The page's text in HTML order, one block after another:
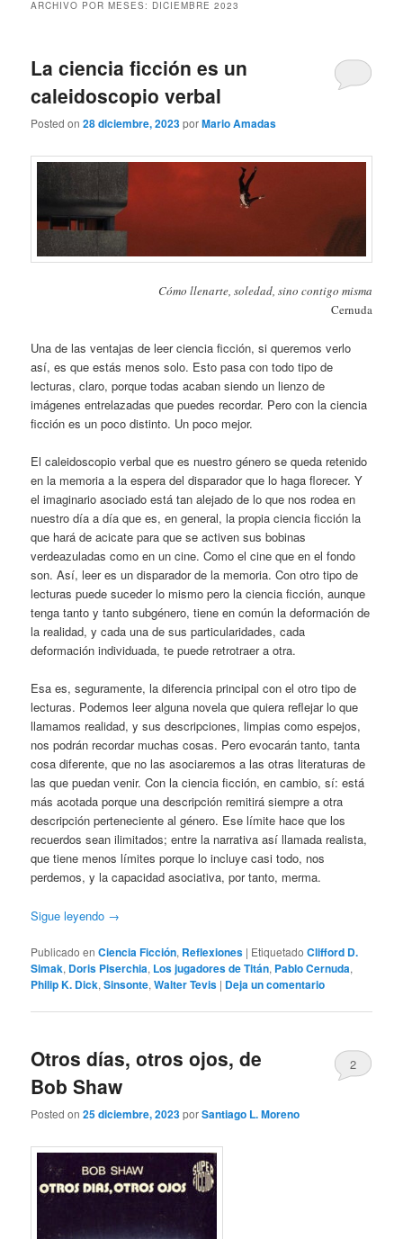
ARCHIVO POR MESES: DICIEMBRE 2023
La ciencia ficción es un
caleidoscopio verbal
Posted on28 diciembre, 2023porMario Amadas
Cómo llenarte, soledad, sino contigo misma
Cernuda
Una de las ventajas de leer ciencia ficción, si queremos verlo
así, es que estás menos solo. Esto pasa con todo tipo de
lecturas, claro, porque todas acaban siendo un lienzo de
imágenes entrelazadas que puedes recordar. Pero con la ciencia
ficción es un poco distinto. Un poco mejor.
El caleidoscopio verbal que es nuestro género se queda retenido
en la memoria a la espera del disparador que lo haga florecer. Y
el imaginario asociado está tan alejado de lo que nos rodea en
nuestro día a día que es, en general, la propia ciencia ficción la
que hará de acicate para que se activen sus bobinas
verdeazuladas como en un cine. Como el cine que en el fondo
son. Así, leer es un disparador de la memoria. Con otro tipo de
lecturas puede suceder lo mismo pero la ciencia ficción, aunque
tenga tanto y tanto subgénero, tiene en común la deformación de
la realidad, y cada una de sus particularidades, cada
deformación individuada, te puede retrotraer a otra.
Esa es, seguramente, la diferencia principal con el otro tipo de
lecturas. Podemos leer alguna novela que quiera reflejar lo que
llamamos realidad, y sus descripciones, limpias como espejos,
nos podrán recordar muchas cosas. Pero evocarán tanto, tanta
cosa diferente, que no las asociaremos a las otras literaturas de
las que puedan venir. Con la ciencia ficción, en cambio, sí: está
más acotada porque una descripción remitirá siempre a otra
descripción perteneciente al género. Ese límite hace que los
recuerdos sean ilimitados; entre la narrativa así llamada realista,
que tiene menos límites porque lo incluye casi todo, nos
perdemos, y la capacidad asociativa, por tanto, merma.
Sigue leyendo →
Publicado en Ciencia Ficción, Reflexiones | Etiquetado Clifford D.
Simak, Doris Piserchia, Los jugadores de Titán, Pablo Cernuda,
Philip K. Dick,Sinsonte,Walter Tevis | Deja un comentario
Otros días, otros ojos, de
Bob Shaw
Posted on25 diciembre, 2023porSantiago L. Moreno
2